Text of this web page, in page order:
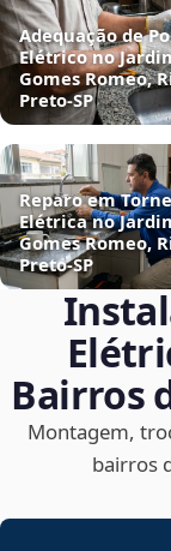
Adequação de
Elétrico no
Gomes Romeo,
Preto‑SP
Reparo em
Elétrica no
Gomes Romeo,
Preto‑SP
Bairros
Montagem,
bairros